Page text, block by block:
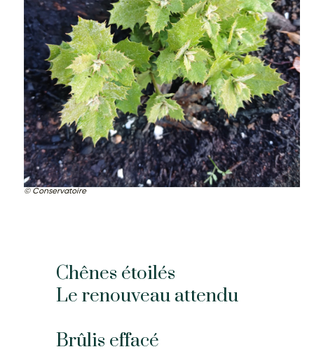
Conservatoire
Chênes étoilés
Le renouveau attendu
Brûlis effacé